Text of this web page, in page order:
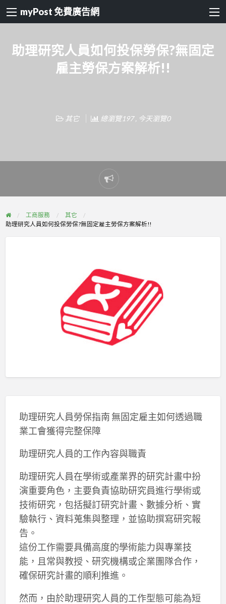
myPost 免費廣告網
助理研究人員如何投保勞保?無固定
雇主勞保方案解析!!
其它 總瀏覽197 , 今天瀏覽0
Report
problem
工商服務
其它
助理研究人員如何投保勞保?無固定雇主勞保方案解析!!
助理研究人員勞保指南 無固定雇主如何透過職
業工會獲得完整保障
助理研究人員的工作內容與職責
助理研究人員在學術或產業界的研究計畫中扮
演重要角色，主要負責協助研究員進行學術或
技術研究，包括擬訂研究計畫、數據分析、實
驗執行、資料蒐集與整理，並協助撰寫研究報
告。
這份工作需要具備高度的學術能力與專業技
能，且常與教授、研究機構或企業團隊合作，
確保研究計畫的順利推進。
然而，由於助理研究人員的工作型態可能為短